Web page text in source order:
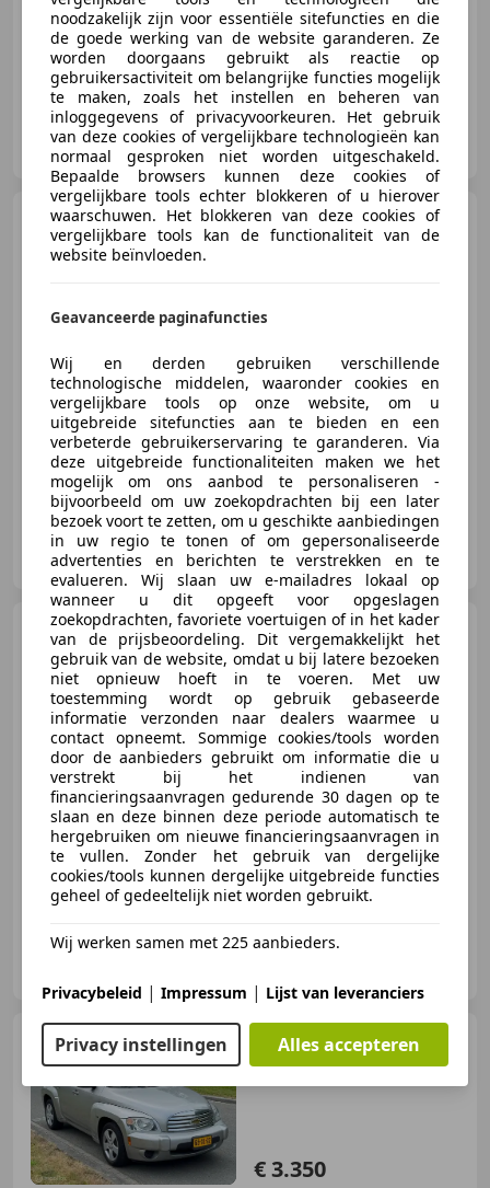
05/2008 69.686 km Benzine 110 kW (150 PK)
Profi Cars
NL-1333 HD ALMERE
Mazda CX-5 2.0 SkyActiv-G
160 GT-M 4WD Trekhaak Navi
02/2018 170.470 km Benzine 118 kW (160 PK)
Profi Cars
NL-1333 HD ALMERE
MINI Cooper Mini 1.5 Chili
Business Navi Airco
Sfeerverlichtin
€ 7.650
04/2015 175.834 km Benzine 100 kW (136 PK)
Profi Cars
Chevrolet HHR2.4 LT
Automaat Airco Cruise
€ 3.350
noodzakelijk zijn voor essentiële sitefuncties en die
de goede werking van de website garanderen. Ze
worden doorgaans gebruikt als reactie op
gebruikersactiviteit om belangrijke functies mogelijk
te maken, zoals het instellen en beheren van
inloggegevens of privacyvoorkeuren. Het gebruik
van deze cookies of vergelijkbare technologieën kan
normaal gesproken niet worden uitgeschakeld.
Bepaalde browsers kunnen deze cookies of
vergelijkbare tools echter blokkeren of u hierover
waarschuwen. Het blokkeren van deze cookies of
vergelijkbare tools kan de functionaliteit van de
website beïnvloeden.
Geavanceerde paginafuncties
Wij en derden gebruiken verschillende
technologische middelen, waaronder cookies en
vergelijkbare tools op onze website, om u
uitgebreide sitefuncties aan te bieden en een
verbeterde gebruikerservaring te garanderen. Via
deze uitgebreide functionaliteiten maken we het
mogelijk om ons aanbod te personaliseren -
bijvoorbeeld om uw zoekopdrachten bij een later
bezoek voort te zetten, om u geschikte aanbiedingen
in uw regio te tonen of om gepersonaliseerde
advertenties en berichten te verstrekken en te
evalueren. Wij slaan uw e-mailadres lokaal op
wanneer u dit opgeeft voor opgeslagen
zoekopdrachten, favoriete voertuigen of in het kader
van de prijsbeoordeling. Dit vergemakkelijkt het
gebruik van de website, omdat u bij latere bezoeken
niet opnieuw hoeft in te voeren. Met uw
toestemming wordt op gebruik gebaseerde
informatie verzonden naar dealers waarmee u
contact opneemt. Sommige cookies/tools worden
door de aanbieders gebruikt om informatie die u
verstrekt bij het indienen van
financieringsaanvragen gedurende 30 dagen op te
slaan en deze binnen deze periode automatisch te
hergebruiken om nieuwe financieringsaanvragen in
te vullen. Zonder het gebruik van dergelijke
cookies/tools kunnen dergelijke uitgebreide functies
geheel of gedeeltelijk niet worden gebruikt.
Wij werken samen met 225 aanbieders.
Privacybeleid | Impressum | Lijst van leveranciers
Privacy instellingen Alles accepteren